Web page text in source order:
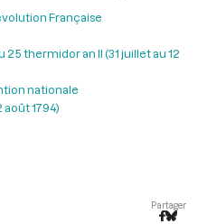
Française
25 thermidor an II (31 juillet au 12
nationale
1794)
Partager